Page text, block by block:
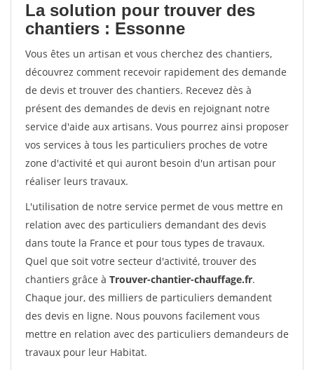
La solution pour trouver des
chantiers : Essonne
Vous êtes un artisan et vous cherchez des chantiers,
découvrez comment recevoir rapidement des demande
de devis et trouver des chantiers. Recevez dès à
présent des demandes de devis en rejoignant notre
service d'aide aux artisans. Vous pourrez ainsi proposer
vos services à tous les particuliers proches de votre
zone d'activité et qui auront besoin d'un artisan pour
réaliser leurs travaux.
L'utilisation de notre service permet de vous mettre en
relation avec des particuliers demandant des devis
dans toute la France et pour tous types de travaux.
Quel que soit votre secteur d'activité, trouver des
chantiers grâce à Trouver-chantier-chauffage.fr.
Chaque jour, des milliers de particuliers demandent
des devis en ligne. Nous pouvons facilement vous
mettre en relation avec des particuliers demandeurs de
travaux pour leur Habitat.